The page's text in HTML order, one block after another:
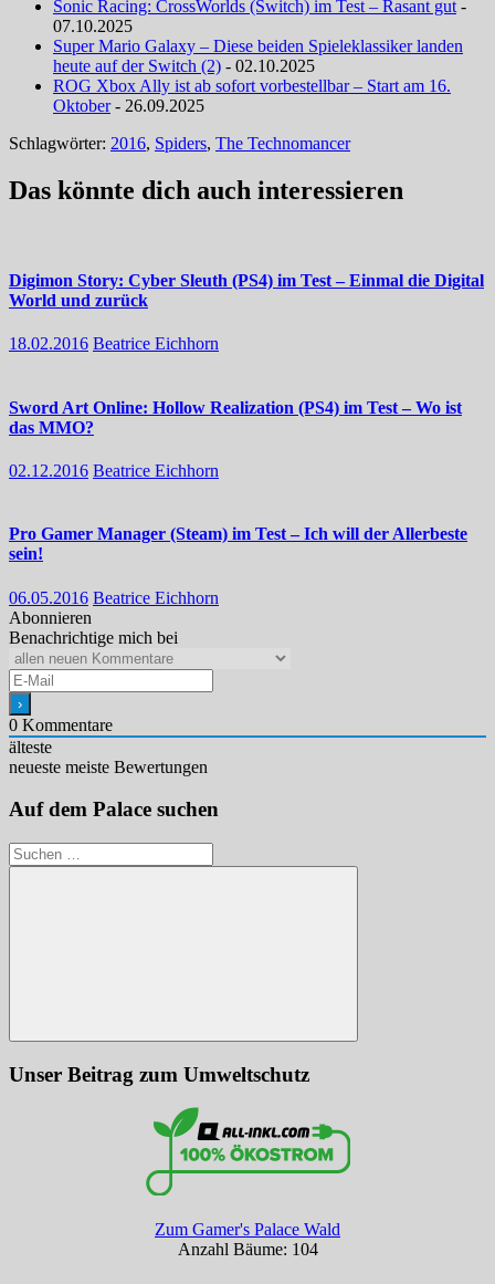
Sonic Racing: CrossWorlds (Switch) im Test – Rasant gut -
07.10.2025
Super Mario Galaxy – Diese beiden Spieleklassiker landen
heute auf der Switch (2) - 02.10.2025
ROG Xbox Ally ist ab sofort vorbestellbar – Start am 16.
Oktober- 26.09.2025
Schlagwörter: 2016, Spiders, The Technomancer
Das könnte dich auch interessieren
Digimon Story: Cyber Sleuth (PS4) im Test – Einmal die Digital
World und zurück
18.02.2016 Beatrice Eichhorn
Sword Art Online: Hollow Realization (PS4) im Test – Wo ist
das MMO?
02.12.2016 Beatrice Eichhorn
Pro Gamer Manager (Steam) im Test – Ich will der Allerbeste
sein!
06.05.2016 Beatrice Eichhorn
Abonnieren
Benachrichtige mich bei
0 Kommentare
älteste
neueste meiste Bewertungen
Auf dem Palace suchen
Suchen
nach:
Suchen
Unser Beitrag zum Umweltschutz
Zum Gamer's Palace Wald
Anzahl Bäume: 104